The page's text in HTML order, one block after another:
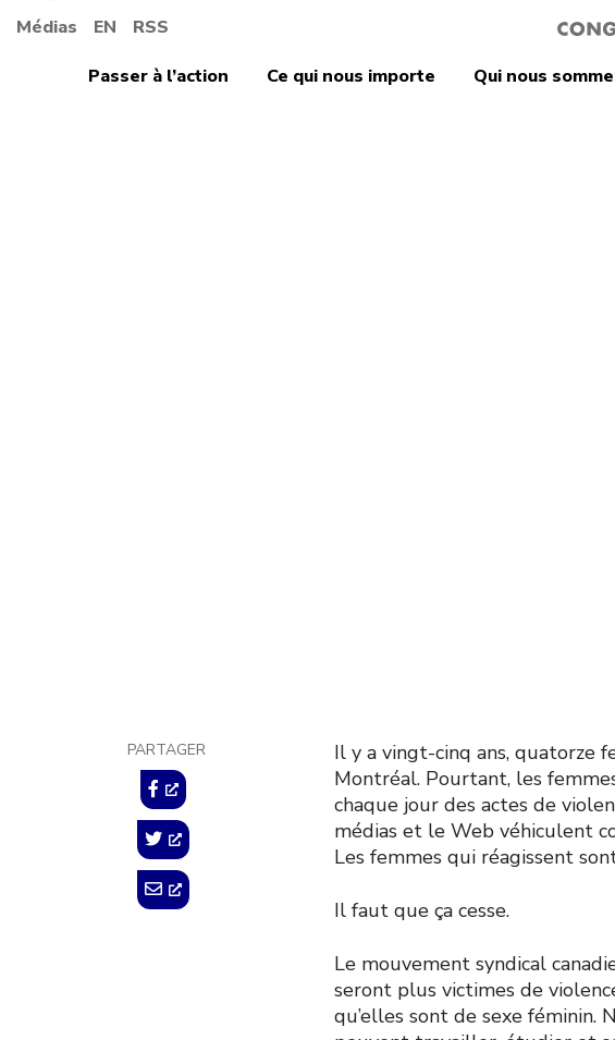
Médias EN RSS
Passer à l’action
Ce qui nous importe Qui nous
PARTAGER
Il y a vingt-cinq ans, quatorze
Montréal. Pourtant, les
chaque jour des actes de
médias et le Web véhiculent
Les femmes qui réagissent
Il faut que ça cesse.
Le mouvement syndical
seront plus victimes de
qu’elles sont de sexe féminin.